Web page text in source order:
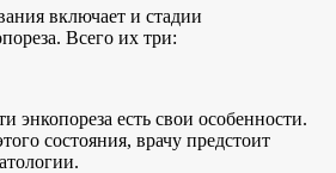
включает и стадии
Всего их три:
энкопореза есть свои особенности.
состояния, врачу предстоит